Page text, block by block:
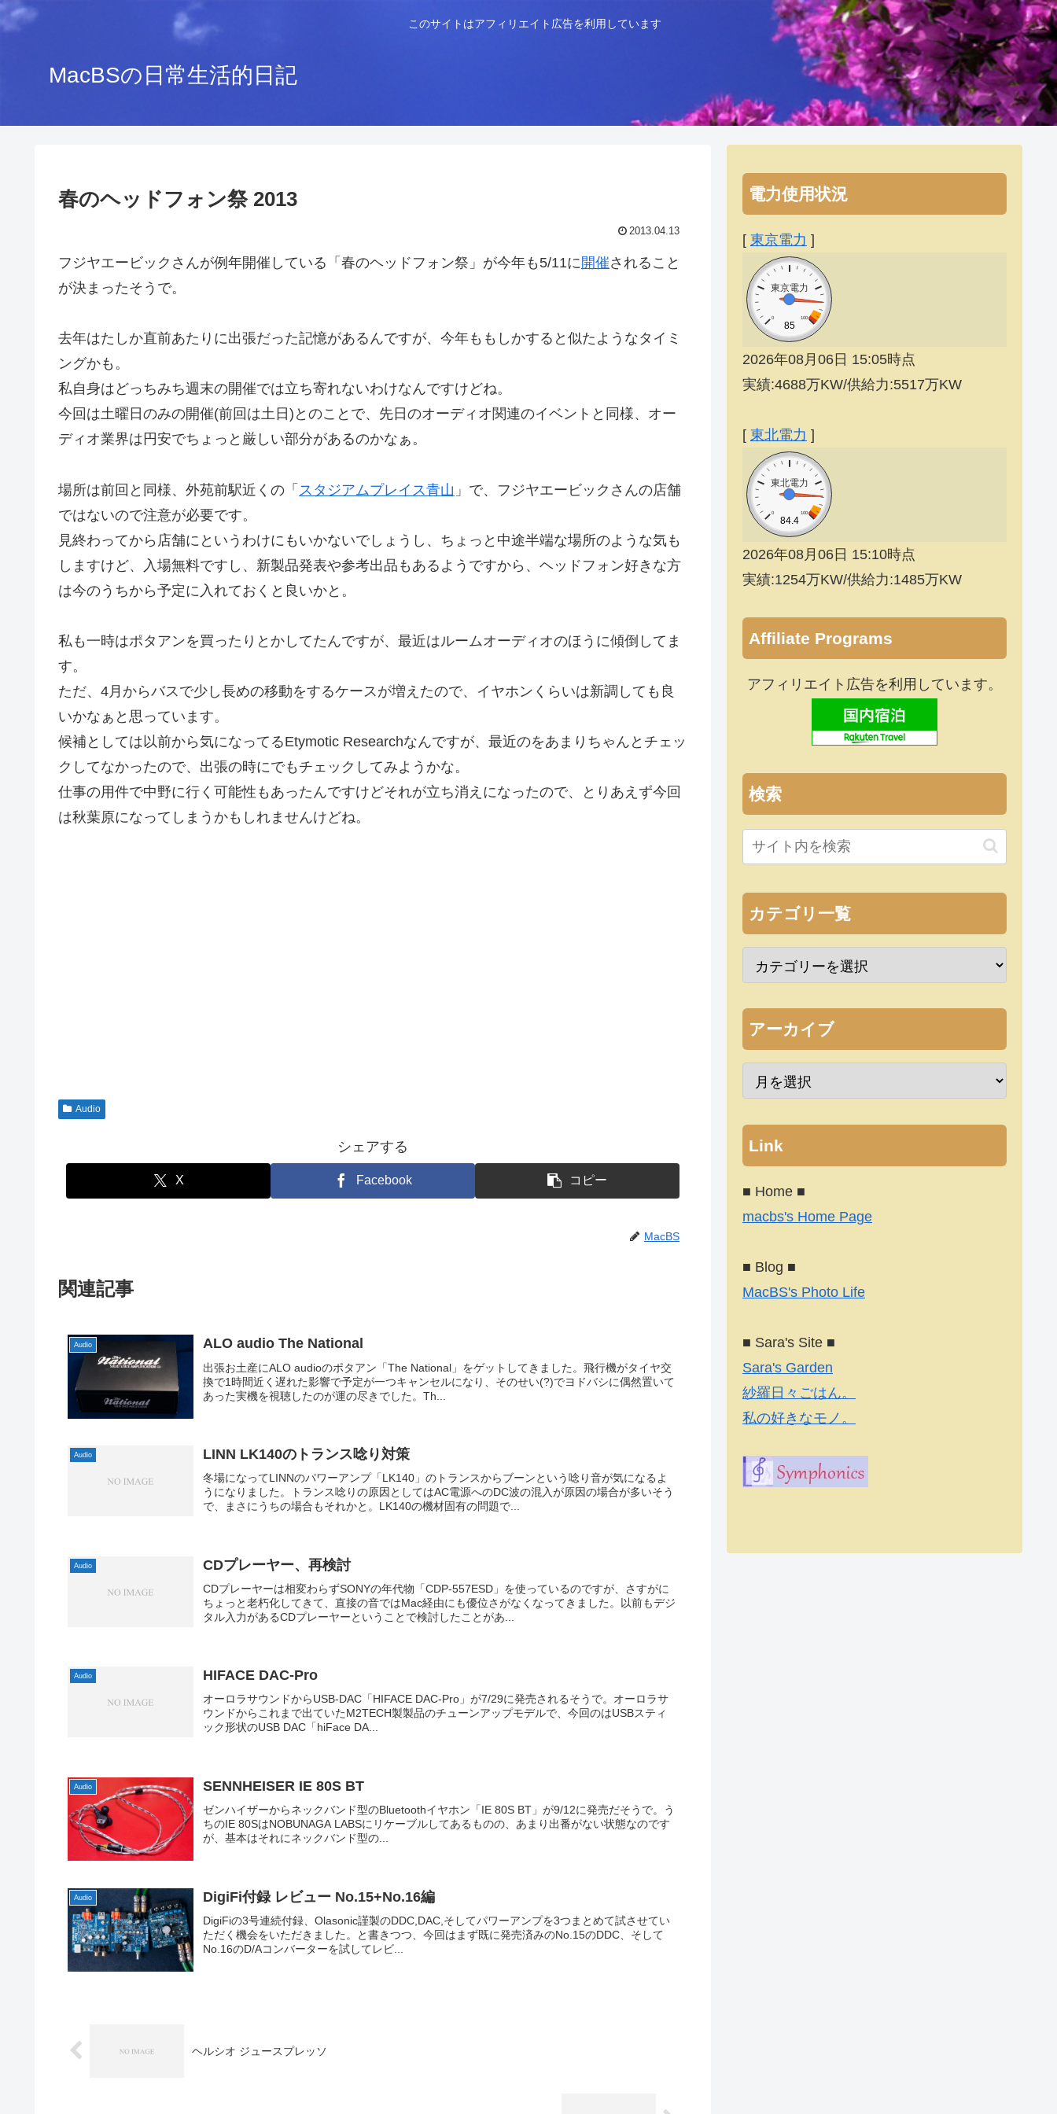
このサイトはアフィリエイト広告を利用しています
MacBSの日常生活的日記
春のヘッドフォン祭 2013
2013.04.13
フジヤエービックさんが例年開催している「春のヘッドフォン祭」が今年も5/11に開催されること
が決まったそうで。
去年はたしか直前あたりに出張だった記憶があるんですが、今年ももしかすると似たようなタイミ
ングかも。
私自身はどっちみち週末の開催では立ち寄れないわけなんですけどね。
今回は土曜日のみの開催(前回は土日)とのことで、先日のオーディオ関連のイベントと同様、オー
ディオ業界は円安でちょっと厳しい部分があるのかなぁ。
場所は前回と同様、外苑前駅近くの「 スタジアムプレイス青山 」で、フジヤエービックさんの店舗
ではないので注意が必要です。
見終わってから店舗にというわけにもいかないでしょうし、ちょっと中途半端な場所のような気も
しますけど、入場無料ですし、新製品発表や参考出品もあるようですから、ヘッドフォン好きな方
は今のうちから予定に入れておくと良いかと。
私も一時はポタアンを買ったりとかしてたんですが、最近はルームオーディオのほうに傾倒してま
す。
ただ、4月からバスで少し長めの移動をするケースが増えたので、イヤホンくらいは新調しても良
いかなぁと思っています。
候補としては以前から気になってるEtymotic Researchなんですが、最近のをあまりちゃんとチェッ
クしてなかったので、出張の時にでもチェックしてみようかな。
仕事の用件で中野に行く可能性もあったんですけどそれが立ち消えになったので、とりあえず今回
は秋葉原になってしまうかもしれませんけどね。
Audio
シェアする
X Facebook コピー
MacBS
関連記事
Audio ALO audio The National
出張お土産にALO audioのポタアン「The National」をゲットしてきました。飛行機がタイヤ交
換で1時間近く遅れた影響で予定が一つキャンセルになり、そのせい(?)でヨドバシに偶然置いて
あった実機を視聴したのが運の尽きでした。Th...
Audio LINN LK140のトランス唸り対策
冬場になってLINNのパワーアンプ「LK140」のトランスからブーンという唸り音が気になるよ
うになりました。トランス唸りの原因としてはAC電源へのDC波の混入が原因の場合が多いそう
で、まさにうちの場合もそれかと。LK140の機材固有の問題で...
Audio CDプレーヤー、再検討
CDプレーヤーは相変わらずSONYの年代物「CDP-557ESD」を使っているのですが、さすがに
ちょっと老朽化してきて、直接の音ではMac経由にも優位さがなくなってきました。以前もデジ
タル入力があるCDプレーヤーということで検討したことがあ...
Audio HIFACE DAC-Pro
オーロラサウンドからUSB-DAC「HIFACE DAC-Pro」が7/29に発売されるそうで。オーロラサ
ウンドからこれまで出ていたM2TECH製製品のチューンアップモデルで、今回のはUSBスティ
ック形状のUSB DAC「hiFace DA...
Audio SENNHEISER IE 80S BT
ゼンハイザーからネックバンド型のBluetoothイヤホン「IE 80S BT」が9/12に発売だそうで。う
ちのIE 80SはNOBUNAGA LABSにリケーブルしてあるものの、あまり出番がない状態なのです
が、基本はそれにネックバンド型の...
Audio DigiFi付録 レビュー No.15+No.16編
DigiFiの3号連続付録、Olasonic謹製のDDC,DAC,そしてパワーアンプを3つまとめて試させてい
ただく機会をいただきました。と書きつつ、今回はまず既に発売済みのNo.15のDDC、そして
No.16のD/Aコンバーターを試してレビ...
ヘルシオ ジュースプレッソ
電力使用状況
[ 東京電力 ]
東京電力
0 100
85
2026年08月06日 15:05時点
実績:4688万KW/供給力:5517万KW
[ 東北電力 ]
東北電力
0 100
84.4
2026年08月06日 15:10時点
実績:1254万KW/供給力:1485万KW
Affiliate Programs
アフィリエイト広告を利用しています。
検索
カテゴリ一覧
アーカイブ
Link
■ Home ■
macbs's Home Page
■ Blog ■
MacBS's Photo Life
■ Sara's Site ■
Sara's Garden
紗羅日々ごはん。
私の好きなモノ。